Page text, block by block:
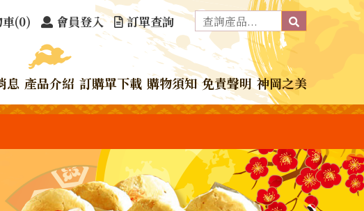
(0) 會員登入 訂單查詢
息 產品介紹 訂購單下載 購物須知 免責聲明 神岡之美